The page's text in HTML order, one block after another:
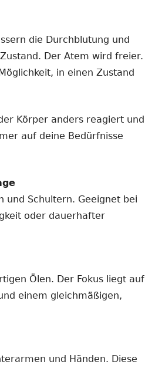
die Durchblutung und
Der Atem wird freier.
in einen Zustand
Körper anders reagiert und
auf deine Bedürfnisse
und Schultern. Geeignet bei
oder dauerhafter
Ölen. Der Fokus liegt auf
einem gleichmäßigen,
und Händen. Diese